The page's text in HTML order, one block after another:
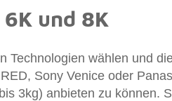
und 8K
Technologien wählen und
Sony Venice oder
3kg) anbieten zu können.